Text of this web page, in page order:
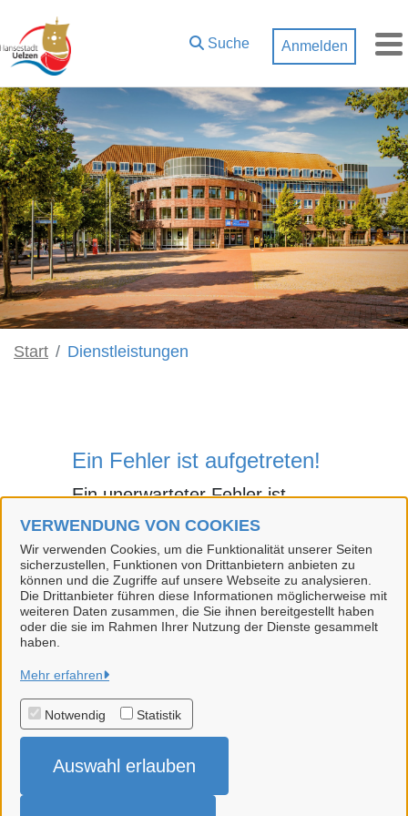
Zum Hauptinhalt springen
VERWENDUNG VON COOKIES
Wir verwenden Cookies, um die Funktionalität unserer Seiten
sicherzustellen, Funktionen von Drittanbietern anbieten zu
können und die Zugriffe auf unsere Webseite zu analysieren.
Die Drittanbieter führen diese Informationen möglicherweise mit
weiteren Daten zusammen, die Sie ihnen bereitgestellt haben
oder die sie im Rahmen Ihrer Nutzung der Dienste gesammelt
haben.
Mehr erfahren
Notwendig Statistik
Auswahl erlauben
Suche Anmelden
Start Dienstleistungen
Ein Fehler ist aufgetreten!
Ein unerwarteter Fehler ist
aufgetreten.
Hansestadt Uelzen
Alle Rechte vorbehalten